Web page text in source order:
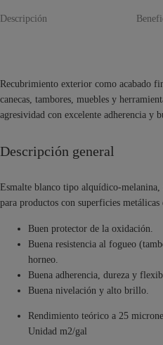
Descripción
Recubrimiento exterior como acabado
canecas, tambores, muebles y
agresividad con excelente adherencia y
Descripción general
Esmalte blanco tipo alquídico-melanina,
para productos con superficies
Buen protector de la oxidación.
Buena resistencia al fogueo
horneo.
Buena adherencia, dureza y
Buena nivelación y alto brillo.
Rendimiento teórico a 25
Unidad m2/gal